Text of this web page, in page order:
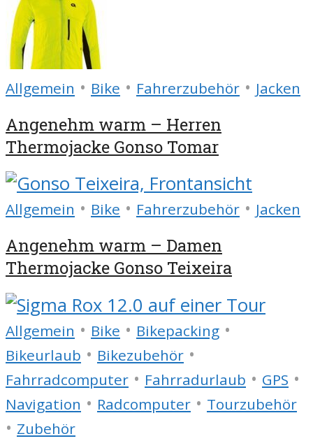
Allgemein • Bike • Fahrerzubehör • Jacken
Angenehm warm – Herren
Thermojacke Gonso Tomar
Allgemein • Bike • Fahrerzubehör • Jacken
Angenehm warm – Damen
Thermojacke Gonso Teixeira
Allgemein • Bike • Bikepacking •
Bikeurlaub • Bikezubehör •
Fahrradcomputer • Fahrradurlaub • GPS •
Navigation • Radcomputer • Tourzubehör
• Zubehör